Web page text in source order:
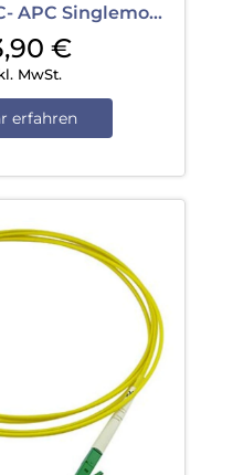
APC Singlemode
Yellow
€
MwSt.
erfahren